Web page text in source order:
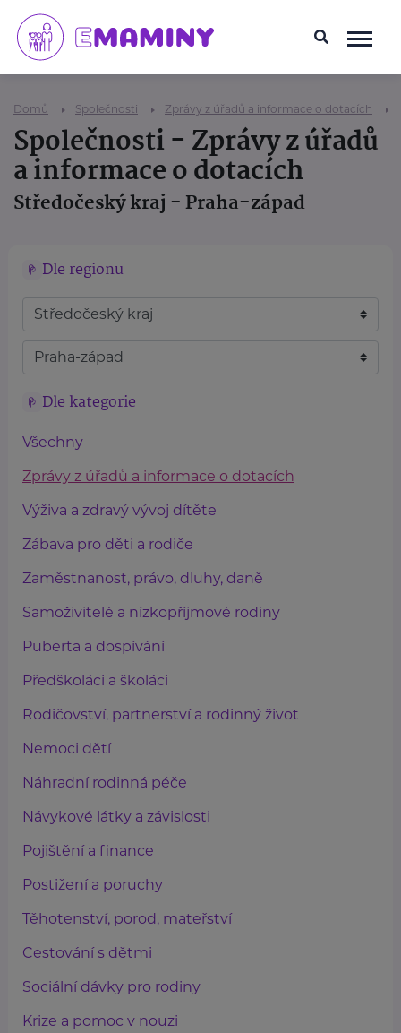
Domů Společnosti Zprávy z úřadů a informace o dotacích
Společnosti - Zprávy z úřadů
a informace o dotacích
Středočeský kraj - Praha-západ
Dle regionu
Dle kategorie
Všechny
Zprávy z úřadů a informace o dotacích
Výživa a zdravý vývoj dítěte
Zábava pro děti a rodiče
Zaměstnanost, právo, dluhy, daně
Samoživitelé a nízkopříjmové rodiny
Puberta a dospívání
Předškoláci a školáci
Rodičovství, partnerství a rodinný život
Nemoci dětí
Náhradní rodinná péče
Návykové látky a závislosti
Pojištění a finance
Postižení a poruchy
Těhotenství, porod, mateřství
Cestování s dětmi
Sociální dávky pro rodiny
Krize a pomoc v nouzi